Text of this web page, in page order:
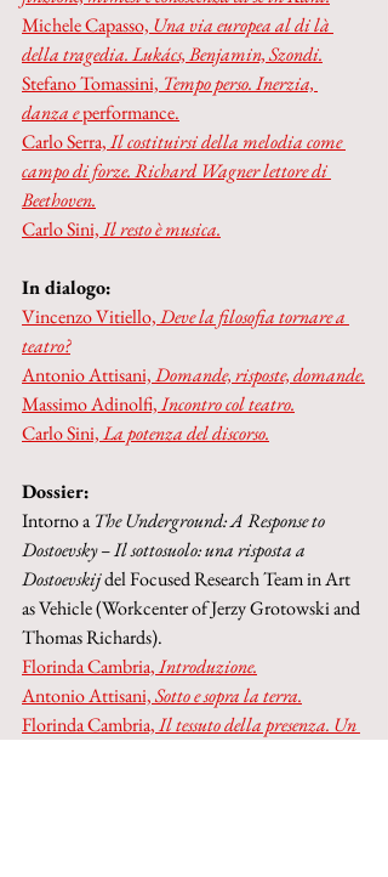
Michele Capasso, Una via europea al di là
della tragedia. Lukács, Benjamin, Szondi.
Stefano Tomassini, Tempo perso. Inerzia,
danza e performance.
Carlo Serra, Il costituirsi della melodia come
campo di forze. Richard Wagner lettore di
Beethoven.
Carlo Sini, Il resto è musica.
In dialogo:
Vincenzo Vitiello, Deve la filosofia tornare a
teatro?
Antonio Attisani, Domande, risposte, domande.
Massimo Adinolfi, Incontro col teatro.
Carlo Sini, La potenza del discorso.
Dossier:
Intorno a The Underground: A Response to
Dostoevsky – Il sottosuolo: una risposta a
Dostoevskij del Focused Research Team in Art
as Vehicle (Workcenter of Jerzy Grotowski and
Thomas Richards).
Florinda Cambria, Introduzione.
Antonio Attisani, Sotto e sopra la terra.
Florinda Cambria, Il tessuto della presenza. Un